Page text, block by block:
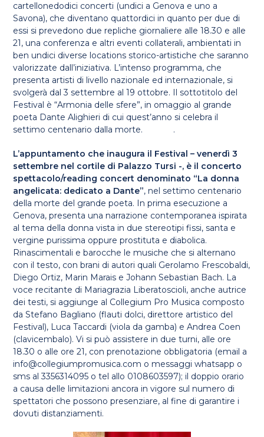
cartellonedodici concerti (undici a Genova e uno a
Savona), che diventano quattordici in quanto per due di
essi si prevedono due repliche giornaliere alle 18.30 e alle
21, una conferenza e altri eventi collaterali, ambientati in
ben undici diverse locations storico-artistiche che saranno
valorizzate dall’iniziativa. L’intenso programma, che
presenta artisti di livello nazionale ed internazionale, si
svolgerà dal 3 settembre al 19 ottobre. Il sottotitolo del
Festival è “Armonia delle sfere”, in omaggio al grande
poeta Dante Alighieri di cui quest’anno si celebra il
settimo centenario dalla morte. .
L’appuntamento che inaugura il Festival – venerdì 3
settembre nel cortile di Palazzo Tursi -, è il concerto
spettacolo/reading concert denominato “La donna
angelicata: dedicato a Dante”, nel settimo centenario
della morte del grande poeta. In prima esecuzione a
Genova, presenta una narrazione contemporanea ispirata
al tema della donna vista in due stereotipi fissi, santa e
vergine purissima oppure prostituta e diabolica.
Rinascimentali e barocche le musiche che si alternano
con il testo, con brani di autori quali Gerolamo Frescobaldi,
Diego Ortiz, Marin Marais e Johann Sebastian Bach. La
voce recitante di Mariagrazia Liberatoscioli, anche autrice
dei testi, si aggiunge al Collegium Pro Musica composto
da Stefano Bagliano (flauti dolci, direttore artistico del
Festival), Luca Taccardi (viola da gamba) e Andrea Coen
(clavicembalo). Vi si può assistere in due turni, alle ore
18.30 o alle ore 21, con prenotazione obbligatoria (email a
info@collegiumpromusica.com o messaggi whatsapp o
sms al 3356314095 o tel allo 0108603597); il doppio orario
a causa delle limitazioni ancora in vigore sul numero di
spettatori che possono presenziare, al fine di garantire i
dovuti distanziamenti.